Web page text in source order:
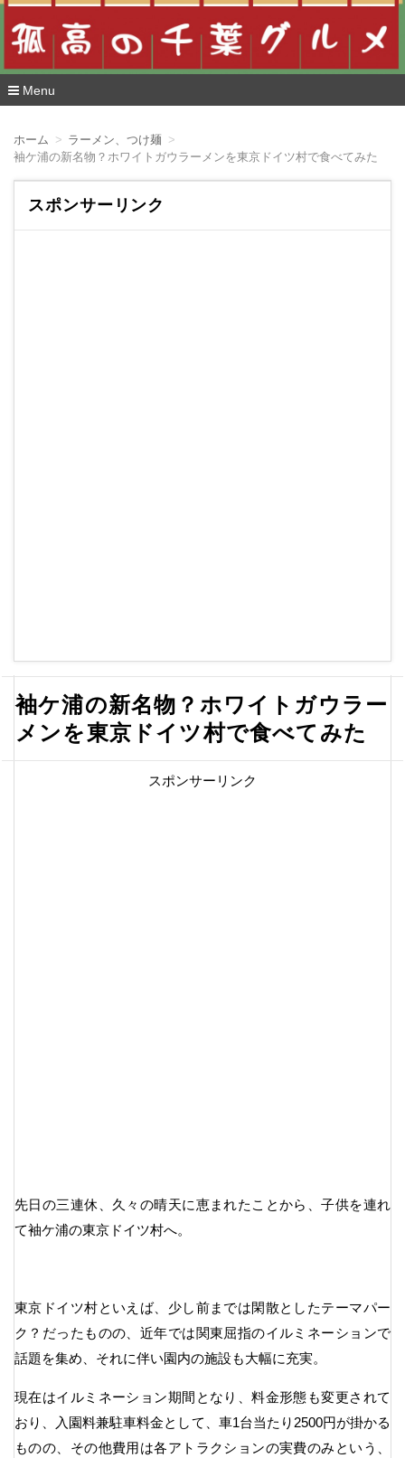
Menu
ホーム
ラーメン、つけ麺
袖ケ浦の新名物？ホワイトガウラーメンを東京ドイツ村で食べてみた
スポンサーリンク
袖ケ浦の新名物？ホワイトガウラー
メンを東京ドイツ村で食べてみた
スポンサーリンク
先日の三連休、久々の晴天に恵まれたことから、子供を連れ
て袖ケ浦の東京ドイツ村へ。
東京ドイツ村といえば、少し前までは閑散としたテーマパー
ク？だったものの、近年では関東屈指のイルミネーションで
話題を集め、それに伴い園内の施設も大幅に充実。
現在はイルミネーション期間となり、料金形態も変更されて
おり、入園料兼駐車料金として、車1台当たり2500円が掛かる
ものの、その他費用は各アトラクションの実費のみという、